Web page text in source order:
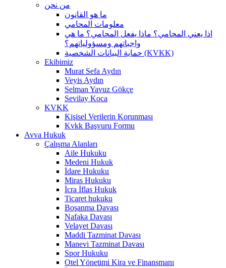
من نحن
ما هو القانون
معلومات المحامي
اذا يعني المحامي؟ ماذا يفعل المحامي؟ ما هي
واجباتهم ومسؤولياتهم؟
حماية البيانات الشخصية (KVKK)
Ekibimiz
Murat Sefa Aydın
Veyis Aydın
Selman Yavuz Gökçe
Sevilay Koca
KVKK
Kişisel Verilerin Korunması
Kvkk Başvuru Formu
Avva Hukuk
Çalışma Alanları
Aile Hukuku
Medeni Hukuk
İdare Hukuku
Miras Hukuku
İcra İflas Hukuk
Ticaret hukuku
Boşanma Davası
Nafaka Davası
Velayet Davası
Maddi Tazminat Davası
Manevi Tazminat Davası
Spor Hukuku
Otel Yönetimi Kira ve Finansmanı